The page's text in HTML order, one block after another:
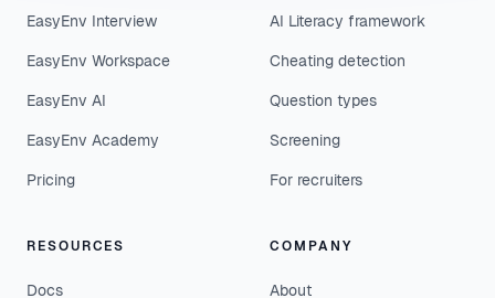
EasyEnv Interview
EasyEnv Workspace
EasyEnv AI
EasyEnv Academy
Pricing
AI Literacy framework
Cheating detection
Question types
Screening
For recruiters
RESOURCES
Docs
COMPANY
About